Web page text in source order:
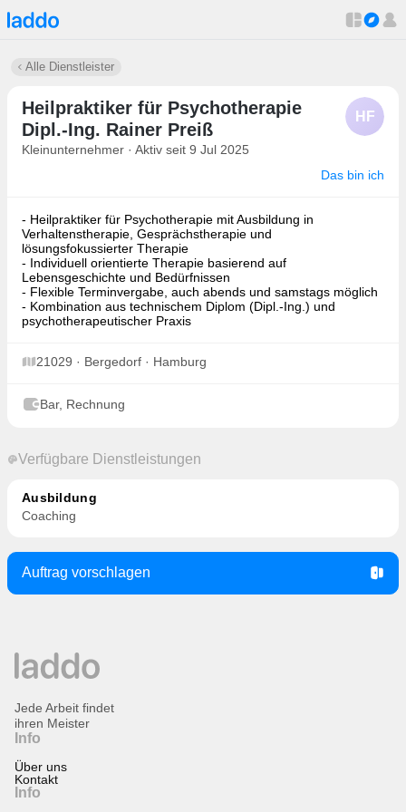
Alle Dienstleister
Heilpraktiker für Psychotherapie
Dipl.-Ing. Rainer Preiß
Kleinunternehmer · Aktiv seit 9 Jul 2025
HF
Das bin ich
- Heilpraktiker für Psychotherapie mit Ausbildung in
Verhaltenstherapie, Gesprächstherapie und
lösungsfokussierter Therapie
- Individuell orientierte Therapie basierend auf
Lebensgeschichte und Bedürfnissen
- Flexible Terminvergabe, auch abends und samstags möglich
- Kombination aus technischem Diplom (Dipl.-Ing.) und
psychotherapeutischer Praxis
21029 · Bergedorf · Hamburg
Bar, Rechnung
Verfügbare Dienstleistungen
Ausbildung
Coaching
Auftrag vorschlagen
Info
Über uns
Kontakt
Info
Jede Arbeit findet
ihren Meister